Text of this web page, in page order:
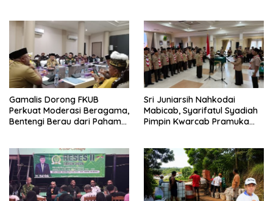
Gamalis Dorong FKUB
Perkuat Moderasi Beragama,
Bentengi Berau dari Paham
Sri Juniarsih Nahkodai
Mabicab, Syarifatul Syadiah
Pimpin Kwarcab Pramuka